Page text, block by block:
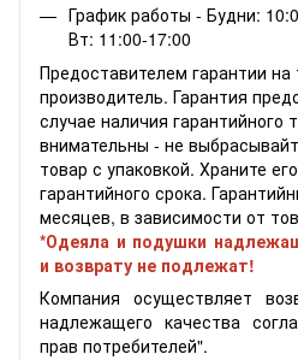
График работы - Будни:
Вт: 11:00-17:00
Предоставителем гарантии на
производитель. Гарантия
случае наличия гарантийного
внимательны - не
товар с упаковкой. Храните
гарантийного срока.
месяцев, в зависимости от
*Одеяла и подушки
и возврату не подлежат!
Компания осуществляет
надлежащего качества
прав потребителей".